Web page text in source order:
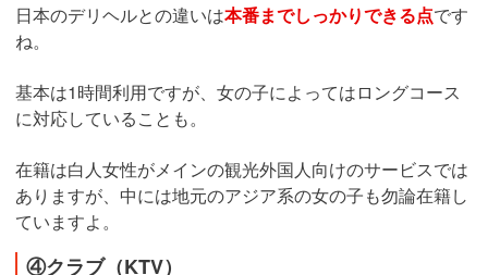
日本のデリヘルとの違いは本番までしっかりできる点です
ね。
基本は1時間利用ですが、女の子によってはロングコース
に対応していることも。
在籍は白人女性がメインの観光外国人向けのサービスでは
ありますが、中には地元のアジア系の女の子も勿論在籍し
ていますよ。
④クラブ（KTV）